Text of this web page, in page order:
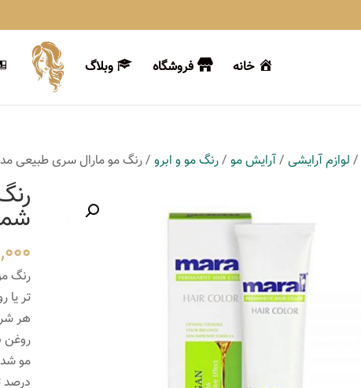
خانه فروشگاه وبلاگ
/ لوازم آرایشی /آرایش مو /رنگ مو و ابرو/ رنگ مو مارال سری طبیعی مدل
رنگ
تر
هر
روغن